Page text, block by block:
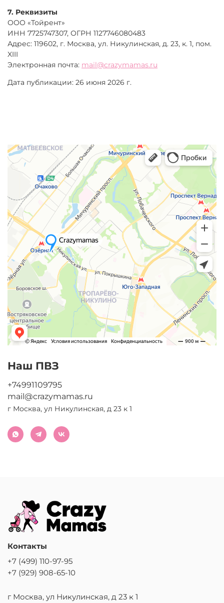
7. Реквизиты
ООО «Тойрент»
ИНН 7725747307, ОГРН 1127746080483
Адрес: 119602, г. Москва, ул. Никулинская, д. 23, к. 1, пом.
XIII
Электронная почта: mail@crazymamas.ru
Дата публикации: 26 июня 2026 г.
Наш ПВЗ
+74991109795
mail@crazymamas.ru
г Москва, ул Никулинская, д 23 к 1
Контакты
+7 (499) 110-97-95
+7 (929) 908-65-10
г Москва, ул Никулинская, д 23 к 1